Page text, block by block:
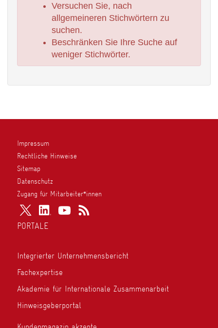
Versuchen Sie, nach
allgemeineren Stichwörtern zu
suchen.
Beschränken Sie Ihre Suche auf
weniger Stichwörter.
Impressum
Rechtliche Hinweise
Sitemap
Datenschutz
Zugang für Mitarbeiter*innen
PORTALE
Integrierter Unternehmensbericht
Fachexpertise
Akademie für Internationale Zusammenarbeit
Hinweisgeberportal